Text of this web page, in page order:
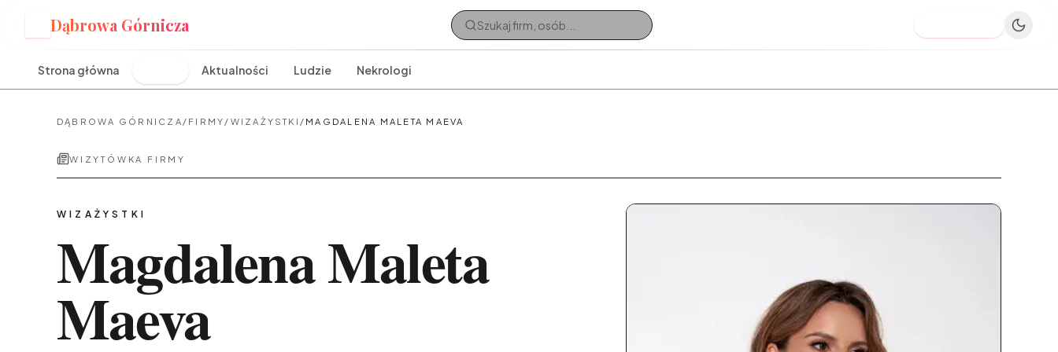
Dąbrowa Górnicza
Strona główna Aktualności Ludzie Nekrologi
DĄBROWA GÓRNICZA / FIRMY / WIZAŻYSTKI / MAGDALENA MALETA MAEVA
WIZYTÓWKA FIRMY
WIZAŻYSTKI
Magdalena Maleta
Maeva